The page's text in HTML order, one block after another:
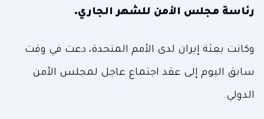
رئاسة مجلس الأمن للشهر الجاري.
وكانت بعثة إيران لدى الأمم المتحدة، دعت في وقت
سابق اليوم إلى عقد اجتماع عاجل لمجلس الأمن
الدولي.